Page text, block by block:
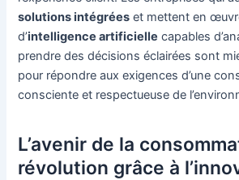
solutions intégrées et mettent en
d’intelligence artificielle capables
prendre des décisions éclairées sont
pour répondre aux exigences d’une
consciente et respectueuse de
L’avenir de la
révolution grâce à